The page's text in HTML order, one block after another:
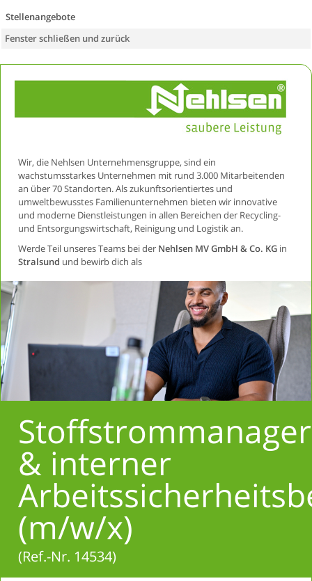
Stellenangebote
Fenster schließen und zurück
Wir, die Nehlsen Unternehmensgruppe, sind ein
wachstumsstarkes Unternehmen mit rund 3.000 Mitarbeitenden
an über 70 Standorten. Als zukunftsorientiertes und
umweltbewusstes Familienunternehmen bieten wir innovative
und moderne Dienstleistungen in allen Bereichen der Recycling-
und Entsorgungswirtschaft, Reinigung und Logistik an.
Werde Teil unseres Teams bei der Nehlsen MV GmbH & Co. KG in
Stralsund und bewirb dich als
Stoffstrommanager
& interner
(m/w/x)
(Ref.-Nr. 14534)